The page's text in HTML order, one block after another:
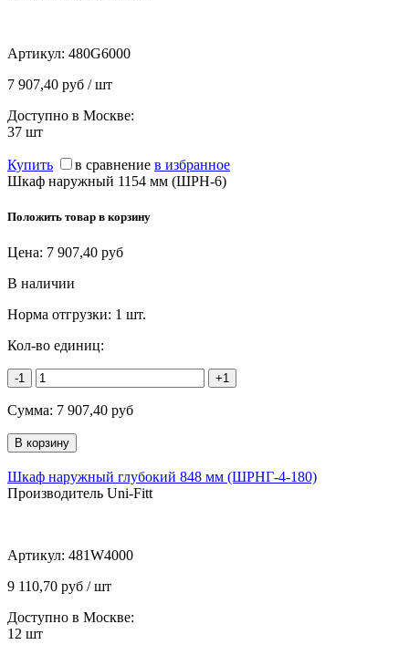
Артикул: 480G6000
7 907,40 руб / шт
Доступно в Москве:
37 шт
Купить в сравнение в избранное
Шкаф наружный 1154 мм (ШРН-6)
Положить товар в корзину
Цена: 7 907,40 руб
В наличии
Норма отгрузки: 1 шт.
Кол-во единиц:
-1 +1
Сумма: 7 907,40 руб
Шкаф наружный глубокий 848 мм (ШРНГ-4-180)
Производитель Uni-Fitt
Артикул: 481W4000
9 110,70 руб / шт
Доступно в Москве:
12 шт